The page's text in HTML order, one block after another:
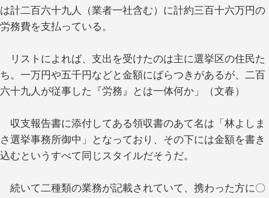
は計二百六十九人（業者一社含む）に計約三百十六万円の
労務費を支払っている。
リストによれば、支出を受けたのは主に選挙区の住民た
ち。一万円や五千円などと金額にばらつきがあるが、二百
六十九人が従事した『労務』とは一体何か」（文春）
収支報告書に添付してある領収書のあて名は「林よしま
さ選挙事務所御中」となっており、その下には金額を書き
込むというすべて同じスタイルだそうだ。
続いて二種類の業務が記載されていて、携わった方に〇